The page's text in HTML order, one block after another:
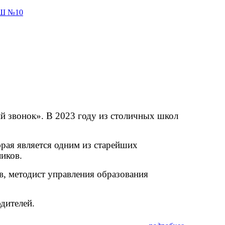
звонок». В 2023 году из столичных школ
является одним из старейших
методист управления образования